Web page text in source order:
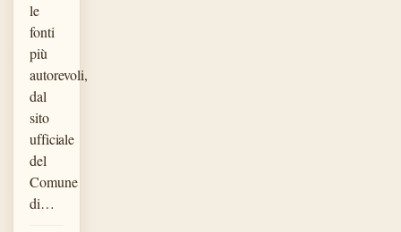
le
fonti
più
autorevoli,
dal
sito
ufficiale
del
Comune
di…